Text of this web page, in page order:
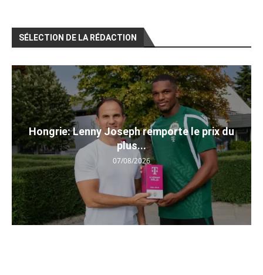
SÉLECTION DE LA RÉDACTION
Hongrie: Lenny Joseph remporte le prix du
plus...
07/08/2026